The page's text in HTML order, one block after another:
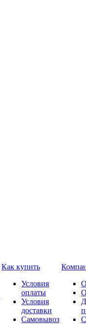
Как купить
Условия
оплаты
Условия
доставки
Самовывоз